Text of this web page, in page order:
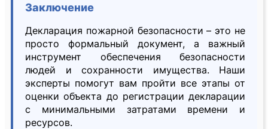
Заключение
Декларация пожарной безопасности – это не
просто формальный документ, а важный
инструмент обеспечения безопасности
людей и сохранности имущества. Наши
эксперты помогут вам пройти все этапы от
оценки объекта до регистрации декларации
с минимальными затратами времени и
ресурсов.